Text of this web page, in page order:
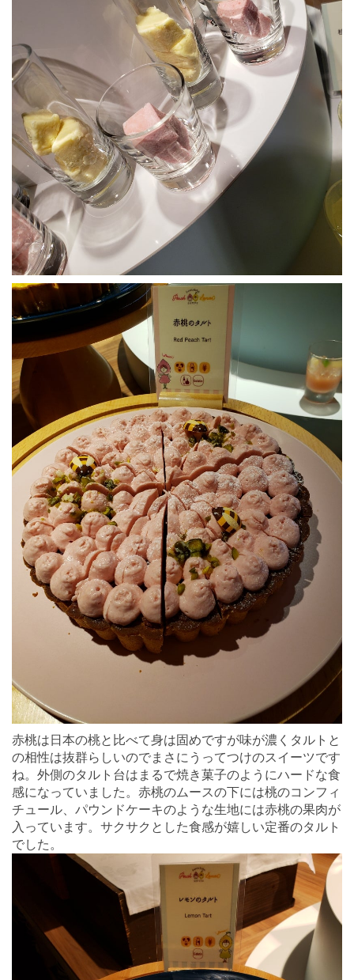
赤桃は日本の桃と比べて身は固めですが味が濃くタルトと
の相性は抜群らしいのでまさにうってつけのスイーツです
ね。外側のタルト台はまるで焼き菓子のようにハードな食
感になっていました。赤桃のムースの下には桃のコンフィ
チュール、パウンドケーキのような生地には赤桃の果肉が
入っています。サクサクとした食感が嬉しい定番のタルト
でした。